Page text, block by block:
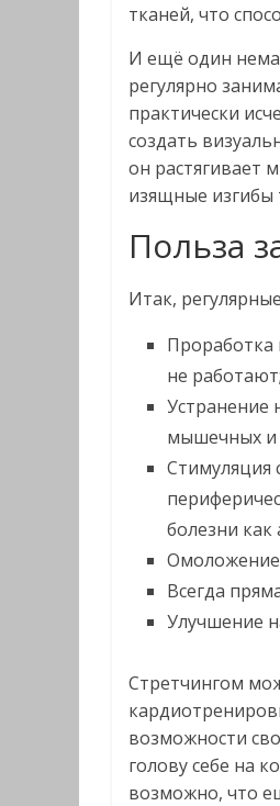
тканей, что
И ещё один
регулярно
практически
создать
он растягивает
изящные изгибы
Польза
Итак,
Проработка
не работают;
Устранение
мышечных и
Стимуляция
болезни как
Омоложение
Всегда
Улучшение
Стретчингом
возможности
голову себе на
возможно, что